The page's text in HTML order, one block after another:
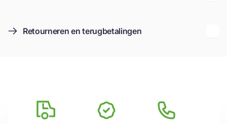
Retourneren en terugbetalingen